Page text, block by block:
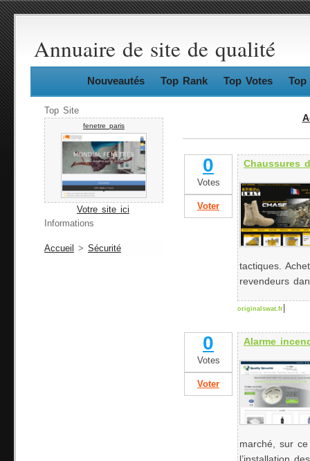
Annuaire de site de qualité
Nouveautés Top Rank Top Votes Top
Top Site
fenetre paris
Votre site ici
Informations
Accueil > Sécurité
0
Votes
Voter
Chaussures
tactiques.
revendeurs
originalswat.fr
0
Votes
Voter
Alarme
marché, sur